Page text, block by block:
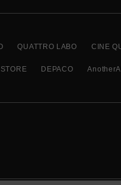
QUATTRO LABO CINE
DEPACO